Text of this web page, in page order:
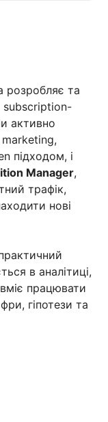
розробляє та
subscription-
активно
підходом, і
Manager,
трафік,
нові
в аналітиці,
працювати
гіпотези та